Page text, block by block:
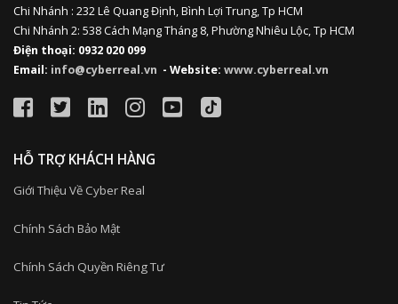
Chi Nhánh : 232 Lê Quang Định,Bình Lợi Trung,Tp HCM
Chi Nhánh 2: 538 Cách Mạng Tháng 8, Phường Nhiêu Lộc, Tp HCM
Điện thoại: 0932 020 099
Email: info@cyberreal.vn - Website: www.cyberreal.vn
HỖ TRỢ KHÁCH HÀNG
Giới Thiệu Về Cyber Real
Chính Sách Bảo Mật
Chính Sách Quyền Riêng Tư